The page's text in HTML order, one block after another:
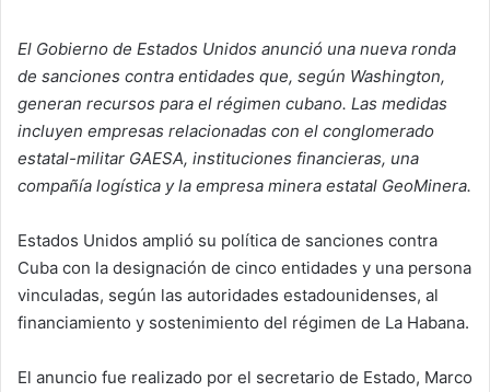
El Gobierno de Estados Unidos anunció una nueva ronda
de sanciones contra entidades que, según Washington,
generan recursos para el régimen cubano. Las medidas
incluyen empresas relacionadas con el conglomerado
estatal-militar GAESA, instituciones financieras, una
compañía logística y la empresa minera estatal GeoMinera.
Estados Unidos amplió su política de sanciones contra
Cuba con la designación de cinco entidades y una persona
vinculadas, según las autoridades estadounidenses, al
financiamiento y sostenimiento del régimen de La Habana.
El anuncio fue realizado por el secretario de Estado, Marco